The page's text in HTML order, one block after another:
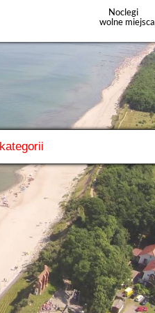
Noclegi
wolne miejsca
odosobnieniu